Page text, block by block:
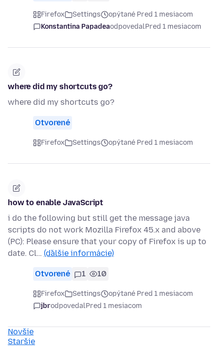
Firefox Settings
opýtané Pred 1 mesiacom
Konstantina PapadeaodpovedalPred 1 mesiacom
where did my shortcuts go?
where did my shortcuts go?
Otvorené
Firefox Settings opýtané Pred 1 mesiacom
how to enable JavaScript
i do the following but still get the message java
scripts do not work Mozilla Firefox 45.x and above
(PC): Please ensure that your copy of Firefox is up to
date. Cl… (ďalšie informácie)
Otvorené 1 10
Firefox Settings
opýtané Pred 1 mesiacom
jbrodpovedalPred 1 mesiacom
Novšie
Staršie